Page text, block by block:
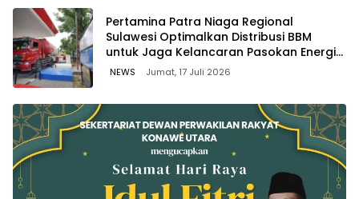
Pertamina Patra Niaga Regional
Sulawesi Optimalkan Distribusi BBM
untuk Jaga Kelancaran Pasokan Energi
di Seluruh Wilayah Sulawesi
NEWS Jumat, 17 Juli 2026